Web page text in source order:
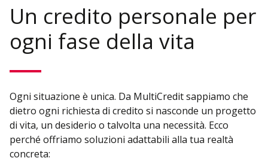
Un credito personale per
ogni fase della vita
Ogni situazione è unica. Da MultiCredit sappiamo che
dietro ogni richiesta di credito si nasconde un progetto
di vita, un desiderio o talvolta una necessità. Ecco
perché offriamo soluzioni adattabili alla tua realtà
concreta: